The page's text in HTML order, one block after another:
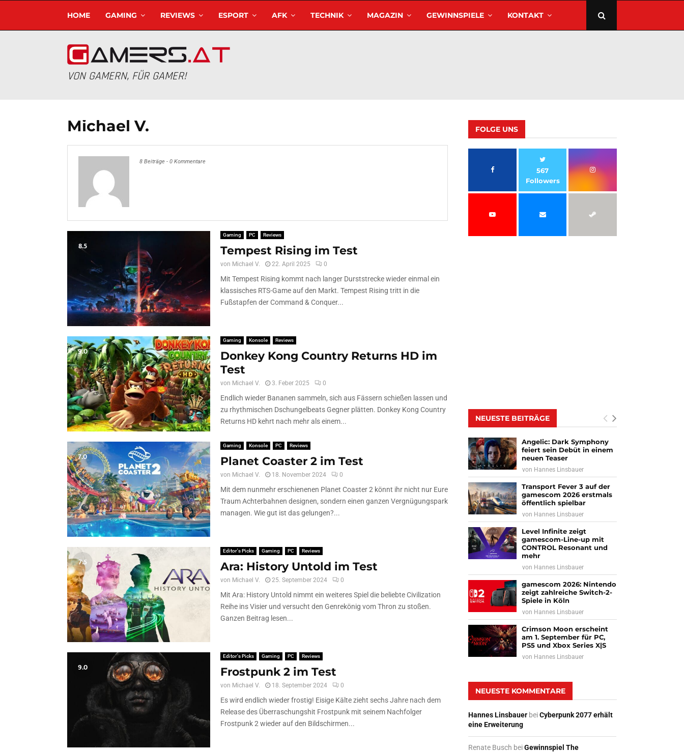
HOME GAMING REVIEWS ESPORT AFK TECHNIK MAGAZIN GEWINNSPIELE KONTAKT
VON GAMERN, FÜR GAMER!
Michael V.
8 Beiträge - 0 Kommentare
8.5
Gaming PC Reviews
Tempest Rising im Test
von Michael V. 22. April 2025 0
Mit Tempest Rising kommt nach langer Durststrecke wieder einmal ein
klassisches RTS-Game auf den Markt. Tempest Rising tritt in die
Fußstapfen der Command & Conquer...
9.0
Gaming Konsole Reviews
Donkey Kong Country Returns HD im
Test
von Michael V. 3. Feber 2025 0
Endlich wieder Bananen sammeln, sich aus Fässern schießen lassen und
zu rhythmischen Dschungelbeats Gegner plätten. Donkey Kong Country
Returns HD kehrt nach mehr als einem...
7.0
Gaming Konsole PC Reviews
Planet Coaster 2 im Test
von Michael V. 18. November 2024 0
Mit dem nunmehr erschienenen Planet Coaster 2 könnt ihr nicht nur Eure
Traum Achterbahnen designen, sondern einen ganzen Vergnügungspark
managen. Wie gut ist das gelungen?...
7.5
Editor's Picks Gaming PC Reviews
Ara: History Untold im Test
von Michael V. 25. September 2024 0
Mit Ara: History Untold nimmt ein weiteres Spiel die beliebte Civilization
Reihe ins Visier und versucht den Genrekönig vom Thron zu stoßen.
Ganzen Beitrag lesen...
9.0
Editor's Picks Gaming PC Reviews
Frostpunk 2 im Test
von Michael V. 18. September 2024 0
Es wird endlich wieder frostig! Eisige Kälte zieht sechs Jahre nach dem
Release des Überraschungshit Frostpunk mit seinem Nachfolger
Frostpunk 2 wieder auf den Bildschirmen...
FOLGE UNS
567
Followers
NEUESTE BEITRÄGE
Angelic: Dark Symphony
feiert sein Debüt in einem
neuen Teaser
von Hannes Linsbauer
Transport Fever 3 auf der
gamescom 2026 erstmals
öffentlich spielbar
von Hannes Linsbauer
Level Infinite zeigt
gamescom-Line-up mit
CONTROL Resonant und
mehr
von Hannes Linsbauer
gamescom 2026: Nintendo
zeigt zahlreiche Switch-2-
Spiele in Köln
von Hannes Linsbauer
Crimson Moon erscheint
am 1. September für PC,
PS5 und Xbox Series X|S
von Hannes Linsbauer
NEUESTE KOMMENTARE
Hannes Linsbauer beiCyberpunk 2077 erhält
eine Erweiterung
Renate Busch beiGewinnspiel The